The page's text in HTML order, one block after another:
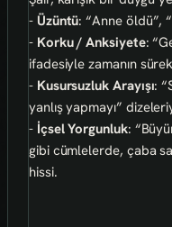
- Üzüntü: “Anne öldü”,
- Korku / Anksiyete:
ifadesiyle zamanın
- Kusursuzluk Arayışı:
yanlış yapmayı”
- İçsel Yorgunluk:
gibi cümlelerde, çaba
hissi.